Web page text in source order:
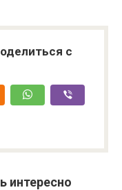
с
интересно